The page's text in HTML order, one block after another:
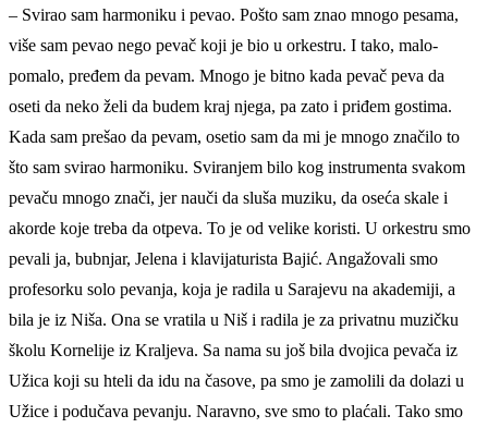
– Svirao sam harmoniku i pevao. Pošto sam znao mnogo pesama,
više sam pevao nego pevač koji je bio u orkestru. I tako, malo-
pomalo, pređem da pevam. Mnogo je bitno kada pevač peva da
oseti da neko želi da budem kraj njega, pa zato i priđem gostima.
Kada sam prešao da pevam, osetio sam da mi je mnogo značilo to
što sam svirao harmoniku. Sviranjem bilo kog instrumenta svakom
pevaču mnogo znači, jer nauči da sluša muziku, da oseća skale i
akorde koje treba da otpeva. To je od velike koristi. U orkestru smo
pevali ja, bubnjar, Jelena i klavijaturista Bajić. Angažovali smo
profesorku solo pevanja, koja je radila u Sarajevu na akademiji, a
bila je iz Niša. Ona se vratila u Niš i radila je za privatnu muzičku
školu Kornelije iz Kraljeva. Sa nama su još bila dvojica pevača iz
Užica koji su hteli da idu na časove, pa smo je zamolili da dolazi u
Užice i podučava pevanju. Naravno, sve smo to plaćali. Tako smo